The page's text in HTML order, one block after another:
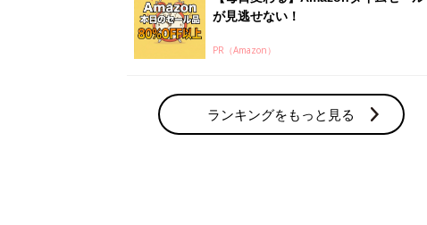
が見逃せない！
PR（Amazon）
ランキングをもっと見る